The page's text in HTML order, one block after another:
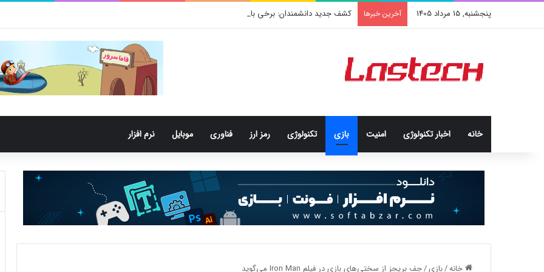
پنجشنبه, 15 مرداد 1405 آخرین خبرها کشف جدید دانشمندان: برخی باکتری‌های دهان می‌توانند خطر ابتلا به آلزایمر را افزایش دهند
خانه اخبار تکنولوژی امنيت بازی تکنولوژی رمز ارز فناوری موبایل نرم افزار
خانه/بازی/جف بریجز از سختی‌های بازی در فیلم Iron Man می‌گوید